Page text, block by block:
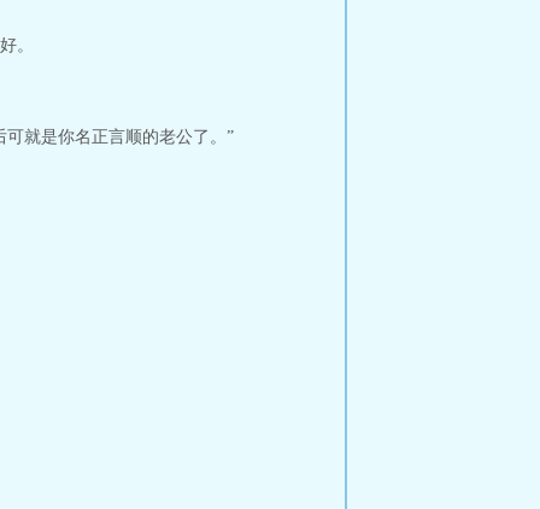
。
就是你名正言顺的老公了。”